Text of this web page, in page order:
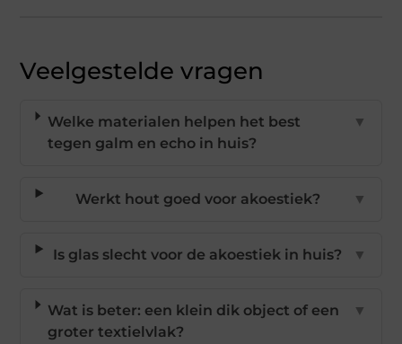
Veelgestelde vragen
Welke materialen helpen het best
tegen galm en echo in huis?
▼
Werkt hout goed voor akoestiek? ▼
Is glas slecht voor de akoestiek in huis? ▼
Wat is beter: een klein dik object of een
groter textielvlak?
▼